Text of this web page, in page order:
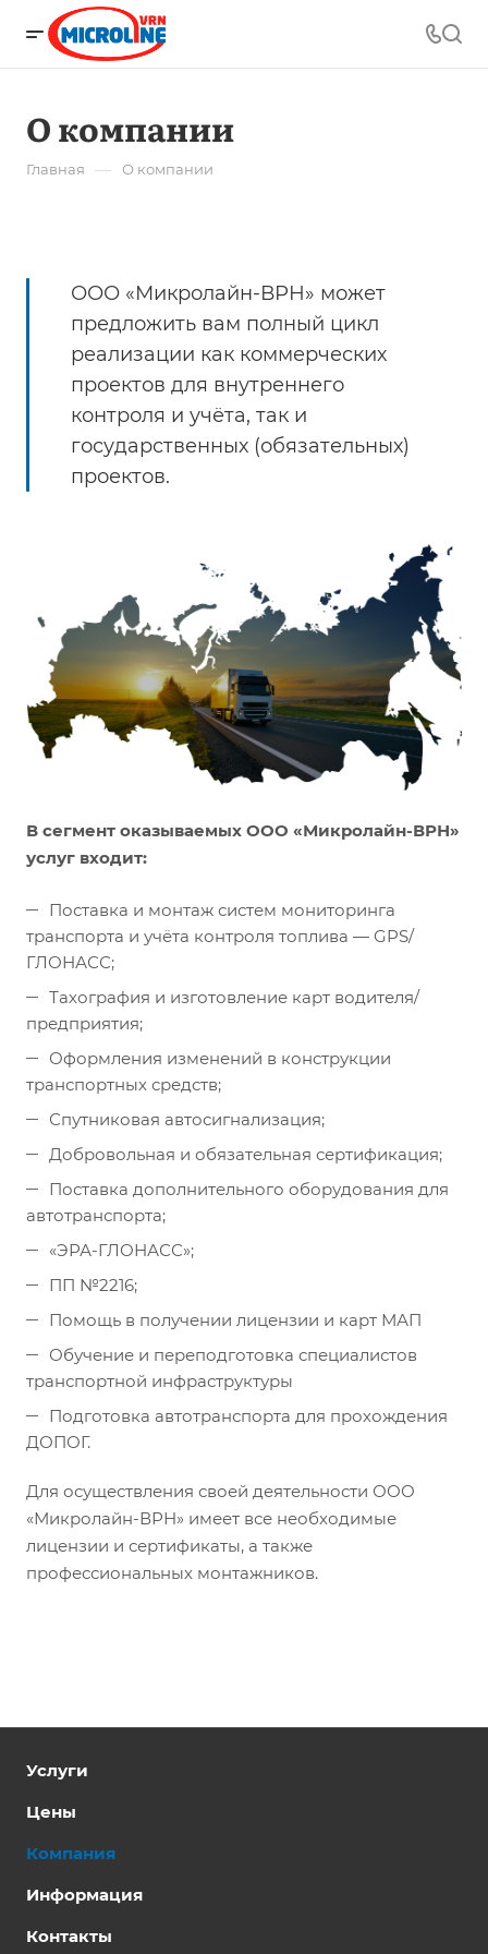
О компании
Главная — О компании
ООО «Микролайн-ВРН» может
предложить вам полный цикл
реализации как коммерческих
проектов для внутреннего
контроля и учёта, так и
государственных (обязательных)
проектов.
В сегмент оказываемых ООО «Микролайн-ВРН»
услуг входит:
Поставка и монтаж систем мониторинга
транспорта и учёта контроля топлива — GPS/
ГЛОНАСС;
Тахография и изготовление карт водителя/
предприятия;
Оформления изменений в конструкции
транспортных средств;
Спутниковая автосигнализация;
Добровольная и обязательная сертификация;
Поставка дополнительного оборудования для
автотранспорта;
«ЭРА-ГЛОНАСС»;
ПП №2216;
Помощь в получении лицензии и карт МАП
Обучение и переподготовка специалистов
транспортной инфраструктуры
Подготовка автотранспорта для прохождения
ДОПОГ.
Для осуществления своей деятельности ООО
«Микролайн-ВРН» имеет все необходимые
лицензии и сертификаты, а также
профессиональных монтажников.
Услуги
Цены
Компания
Информация
Контакты